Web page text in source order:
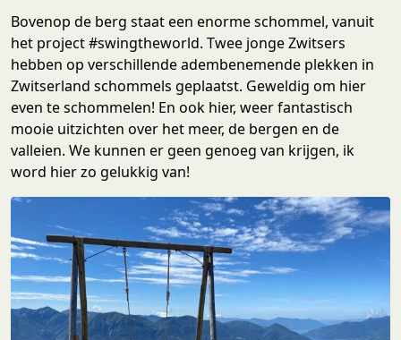
Bovenop de berg staat een enorme schommel, vanuit
het project #swingtheworld. Twee jonge Zwitsers
hebben op verschillende adembenemende plekken in
Zwitserland schommels geplaatst. Geweldig om hier
even te schommelen! En ook hier, weer fantastisch
mooie uitzichten over het meer, de bergen en de
valleien. We kunnen er geen genoeg van krijgen, ik
word hier zo gelukkig van!